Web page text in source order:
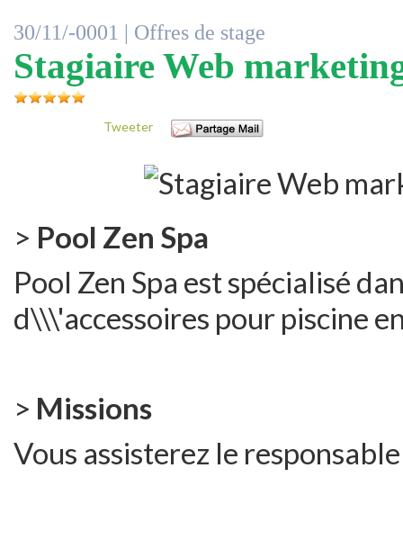
30/11/-0001 | Offres de stage
Stagiaire Web
Tweeter
> Pool Zen Spa
Pool Zen Spa est spécialisé
d\\\'accessoires pour piscine
> Missions
Vous assisterez le